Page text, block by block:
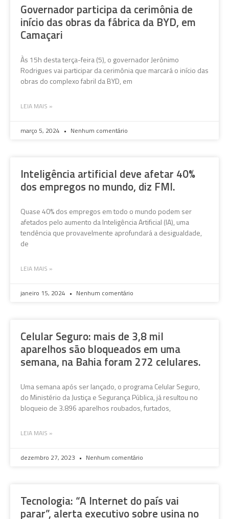
Governador participa da cerimônia de
início das obras da fábrica da BYD, em
Camaçari
Às 15h desta terça-feira (5), o governador Jerônimo
Rodrigues vai participar da cerimônia que marcará o início das
obras do complexo fabril da BYD, em
LEIA MAIS »
março 5, 2024 Nenhum comentário
Inteligência artificial deve afetar 40%
dos empregos no mundo, diz FMI.
Quase 40% dos empregos em todo o mundo podem ser
afetados pelo aumento da Inteligência Artificial (IA), uma
tendência que provavelmente aprofundará a desigualdade,
de
LEIA MAIS »
janeiro 15, 2024 Nenhum comentário
Celular Seguro: mais de 3,8 mil
aparelhos são bloqueados em uma
semana, na Bahia foram 272 celulares.
Uma semana após ser lançado, o programa Celular Seguro,
do Ministério da Justiça e Segurança Pública, já resultou no
bloqueio de 3.896 aparelhos roubados, furtados,
LEIA MAIS »
dezembro 27, 2023 Nenhum comentário
Tecnologia: “A Internet do país vai
parar”, alerta executivo sobre usina no